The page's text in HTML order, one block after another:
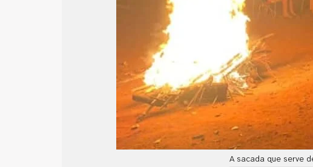
A sacada que serve